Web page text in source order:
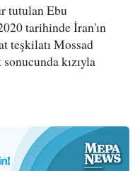
tutulan Ebu
tarihinde İran'ın
teşkilatı Mossad
kızıyla